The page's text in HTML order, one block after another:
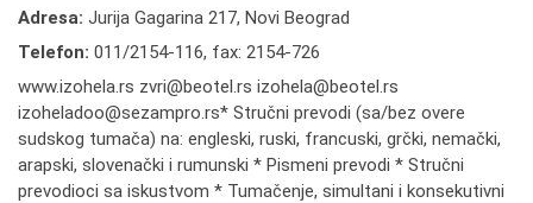
Adresa: Jurija Gagarina 217, Novi Beograd
Telefon: 011/2154-116, fax: 2154-726
www.izohela.rs zvri@beotel.rs izohela@beotel.rs
izoheladoo@sezampro.rs* Stručni prevodi (sa/bez overe
sudskog tumača) na: engleski, ruski, francuski, grčki, nemački,
arapski, slovenački i rumunski * Pismeni prevodi * Stručni
prevodioci sa iskustvom * Tumačenje, simultani i konsekutivni